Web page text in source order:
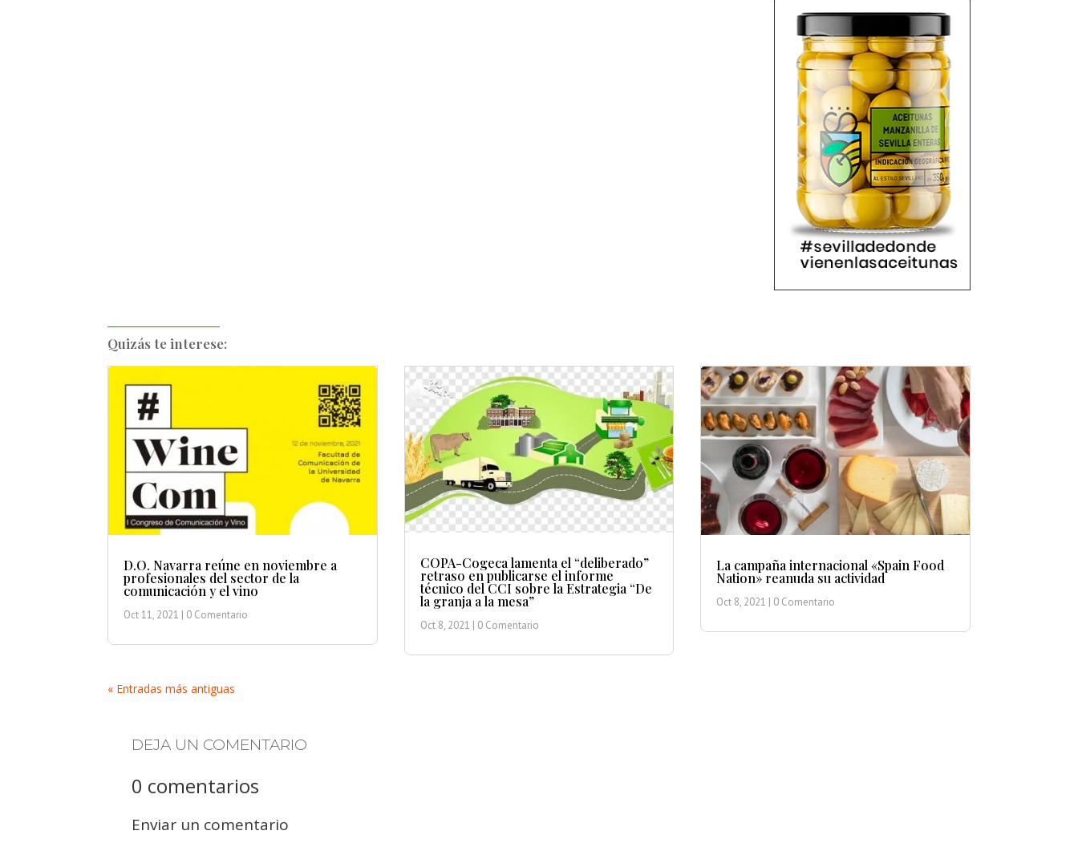
Quizás te interese:
D.O. Navarra reúne en noviembre a
profesionales del sector de la
comunicación y el vino
Oct 11, 2021 | 0 Comentario
COPA-Cogeca lamenta el “deliberado”
retraso en publicarse el informe
técnico del CCI sobre la Estrategia “De
la granja a la mesa”
Oct 8, 2021 | 0 Comentario
La campaña internacional «Spain Food
Nation» reanuda su actividad
Oct 8, 2021 | 0 Comentario
« Entradas más antiguas
DEJA UN COMENTARIO
0 comentarios
Enviar un comentario